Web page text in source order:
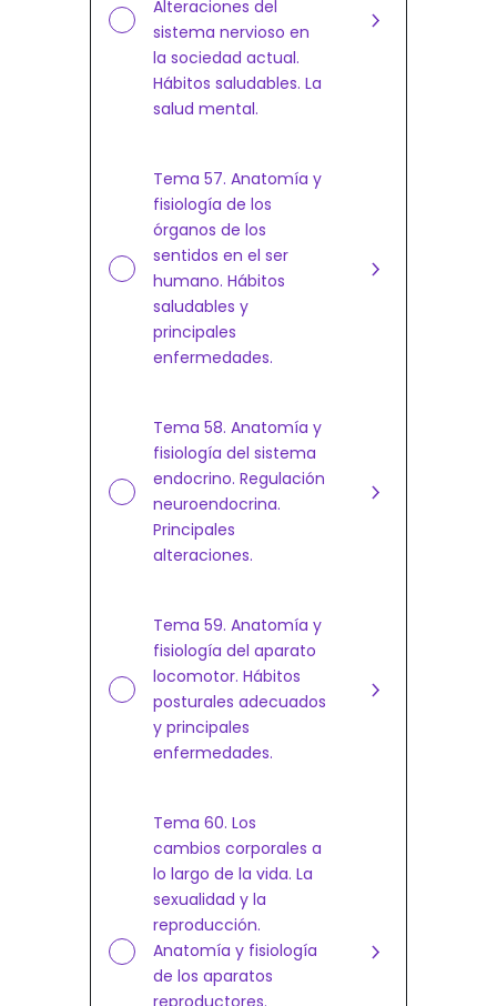
Alteraciones del
sistema nervioso en
la sociedad actual.
Hábitos saludables. La
salud mental.
Tema 57. Anatomía y
fisiología de los
órganos de los
sentidos en el ser
humano. Hábitos
saludables y
principales
enfermedades.
Tema 58. Anatomía y
fisiología del sistema
endocrino. Regulación
neuroendocrina.
Principales
alteraciones.
Tema 59. Anatomía y
fisiología del aparato
locomotor. Hábitos
posturales adecuados
y principales
enfermedades.
Tema 60. Los
cambios corporales a
lo largo de la vida. La
sexualidad y la
reproducción.
Anatomía y fisiología
de los aparatos
reproductores.